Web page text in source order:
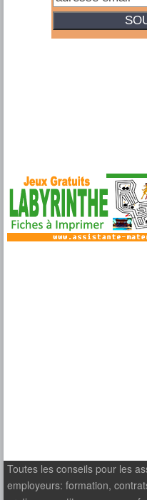
Toutes les conseils pour les
employeurs: formation,